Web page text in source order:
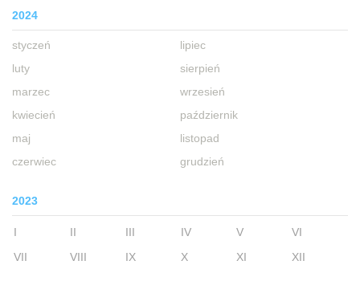
2024
styczeń
luty
marzec
kwiecień
maj
czerwiec
lipiec
sierpień
wrzesień
październik
listopad
grudzień
2023
I II III IV V
VI
VII
VIII IX X XI XII